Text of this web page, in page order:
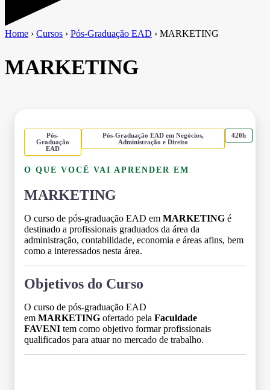
Home › Cursos › Pós-Graduação EAD › MARKETING
MARKETING
Pós-
Graduação
EAD
Pós-Graduação EAD em Negócios,
Administração e Direito
420h
O QUE VOCÊ VAI APRENDER EM
MARKETING
O curso de pós-graduação EAD em MARKETING é
destinado a profissionais graduados da área da
administração, contabilidade, economia e áreas afins, bem
como a interessados nesta área.
Objetivos do Curso
O curso de pós-graduação EAD
em MARKETING ofertado pela Faculdade
FAVENI tem como objetivo formar profissionais
qualificados para atuar no mercado de trabalho.